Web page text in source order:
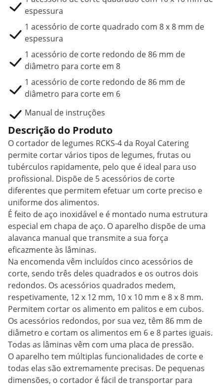
espessura
1 acessório de corte quadrado com 8 x 8 mm de
espessura
1 acessório de corte redondo de 86 mm de
diâmetro para corte em 8
1 acessório de corte redondo de 86 mm de
diâmetro para corte em 6
Manual de instruções
Descrição do Produto
O cortador de legumes RCKS-4 da Royal Catering
permite cortar vários tipos de legumes, frutas ou
tubérculos rapidamente, pelo que é ideal para uso
profissional. Dispõe de 5 acessórios de corte
diferentes que permitem efetuar um corte preciso e
uniforme dos alimentos.
É feito de aço inoxidável e é montado numa estrutura
especial em chapa de aço. O aparelho dispõe de uma
alavanca manual que transmite a sua força
eficazmente às lâminas.
Na encomenda vêm incluídos cinco acessórios de
corte, sendo três deles quadrados e os outros dois
redondos. Os acessórios quadrados medem,
respetivamente, 12 x 12 mm, 10 x 10 mm e 8 x 8 mm.
Permitem cortar os alimento em palitos e em cubos.
Os acessórios redondos, por sua vez, têm 86 mm de
diâmetro e cortam os alimentos em 6 e 8 partes iguais.
Todas as lâminas vêm com uma placa de pressão.
O aparelho tem múltiplas funcionalidades de corte e
todas elas são extremamente precisas. De pequenas
dimensões, o cortador é fácil de transportar para